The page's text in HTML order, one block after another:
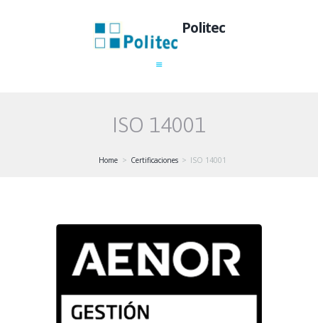
Politec
ISO 14001
Home Certificaciones ISO 14001